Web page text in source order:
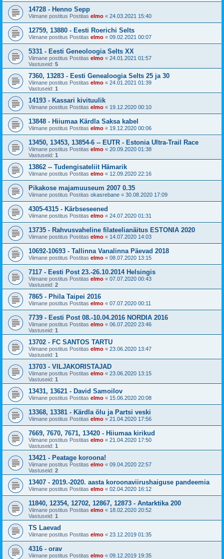
14728 - Henno Sepp
Viimane postitus Postitas elmo « 24.03.2021 15:40
12759, 13880 - Eesti Roerichi Selts
Viimane postitus Postitas elmo « 09.02.2021 00:07
5331 - Eesti Geneoloogia Selts XX
Viimane postitus Postitas elmo « 24.01.2021 01:57
Vastuseid: 5
7360, 13283 - Eesti Genealoogia Selts 25 ja 30
Viimane postitus Postitas elmo « 24.01.2021 01:39
Vastuseid: 1
14193 - Kassari kivituulik
Viimane postitus Postitas elmo « 19.12.2020 00:10
13848 - Hiiumaa Kärdla Saksa kabel
Viimane postitus Postitas elmo « 19.12.2020 00:06
13450, 13453, 13854-6 -- EUTR - Estonia Ultra-Trail Race
Viimane postitus Postitas elmo « 20.09.2020 01:38
Vastuseid: 1
13862 -- Tudengisateliit Hämarik
Viimane postitus Postitas elmo « 12.09.2020 22:16
Pikakose majamuuseum 2007 0.35
Viimane postitus Postitas okasrebane « 30.08.2020 17:09
4305-4315 - Kärbseseened
Viimane postitus Postitas elmo « 24.07.2020 01:31
13735 - Rahvusvaheline filateelianäitus ESTONIA 2020
Viimane postitus Postitas elmo « 14.07.2020 14:03
10692-10693 - Tallinna Vanalinna Päevad 2018
Viimane postitus Postitas elmo « 08.07.2020 13:15
7117 - Eesti Post 23.-26.10.2014 Helsingis
Viimane postitus Postitas elmo « 07.07.2020 00:43
Vastuseid: 2
7865 - Phila Taipei 2016
Viimane postitus Postitas elmo « 07.07.2020 00:11
7739 - Eesti Post 08.-10.04.2016 NORDIA 2016
Viimane postitus Postitas elmo « 06.07.2020 23:46
Vastuseid: 1
13702 - FC SANTOS TARTU
Viimane postitus Postitas elmo « 23.06.2020 13:47
Vastuseid: 1
13703 - VILJAKORISTAJAD
Viimane postitus Postitas elmo « 23.06.2020 13:15
Vastuseid: 1
13431, 13621 - David Samoilov
Viimane postitus Postitas elmo « 15.06.2020 20:08
13368, 13381 - Kärdla õlu ja Partsi veski
Viimane postitus Postitas elmo « 21.04.2020 17:56
7669, 7670, 7671, 13420 - Hiiumaa kirikud
Viimane postitus Postitas elmo « 21.04.2020 17:50
Vastuseid: 1
13421 - Peatage koroona!
Viimane postitus Postitas elmo « 09.04.2020 22:57
Vastuseid: 2
13407 - 2019.-2020. aasta koroonaviirushaiguse pandeemia
Viimane postitus Postitas elmo « 02.04.2020 16:12
11840, 12354, 12702, 12867, 12873 - Antarktika 200
Viimane postitus Postitas elmo « 18.02.2020 20:52
Vastuseid: 1
TS Laevad
Viimane postitus Postitas elmo « 23.12.2019 01:35
4316 - orav
Viimane postitus Postitas elmo « 09.12.2019 19:35